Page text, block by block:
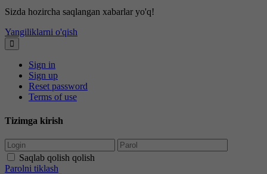
Sizda hozircha saqlangan xabarlar yo'q!
Yangiliklarni o'qish
Sign in
Sign up
Reset password
Terms of use
Tizimga kirish
Saqlab qolish qolish
Parolni tiklash